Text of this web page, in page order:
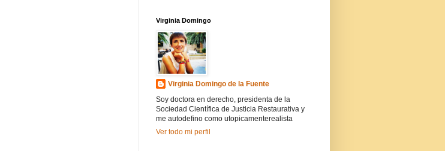
Virginia Domingo
Virginia Domingo de la Fuente
Soy doctora en derecho, presidenta de la
Sociedad Científica de Justicia Restaurativa y
me autodefino como utopicamenterealista
Ver todo mi perfil